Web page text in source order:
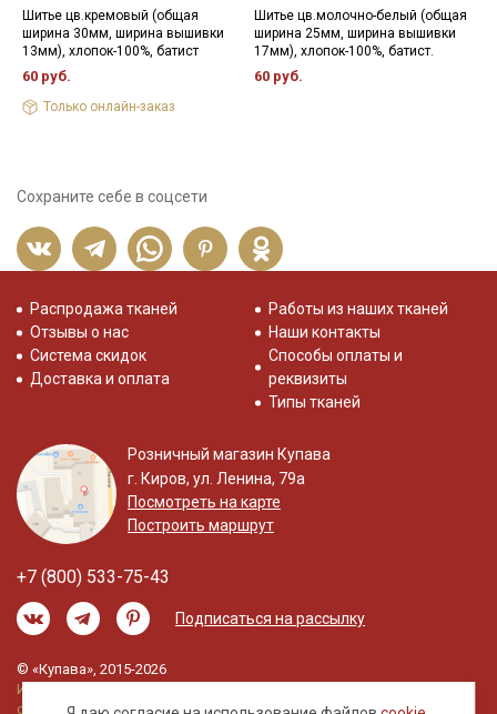
Шитье цв.кремовый (общая
ширина 30мм, ширина вышивки
13мм), хлопок-100%, батист
60 руб.
Только онлайн-заказ
Шитье цв.молочно-белый (общая
ширина 25мм, ширина вышивки
17мм), хлопок-100%, батист.
60 руб.
Сохраните себе в соцсети
Распродажа тканей
Отзывы о нас
Система скидок
Доставка и оплата
Работы из наших тканей
Наши контакты
Способы оплаты и
реквизиты
Типы тканей
Розничный магазин Купава
г. Киров, ул. Ленина, 79а
Посмотреть на карте
Построить маршрут
+7 (800) 533-75-43
Подписаться на рассылку
© «Купава», 2015-2026
Информация на сайте не является публичной
офертой.